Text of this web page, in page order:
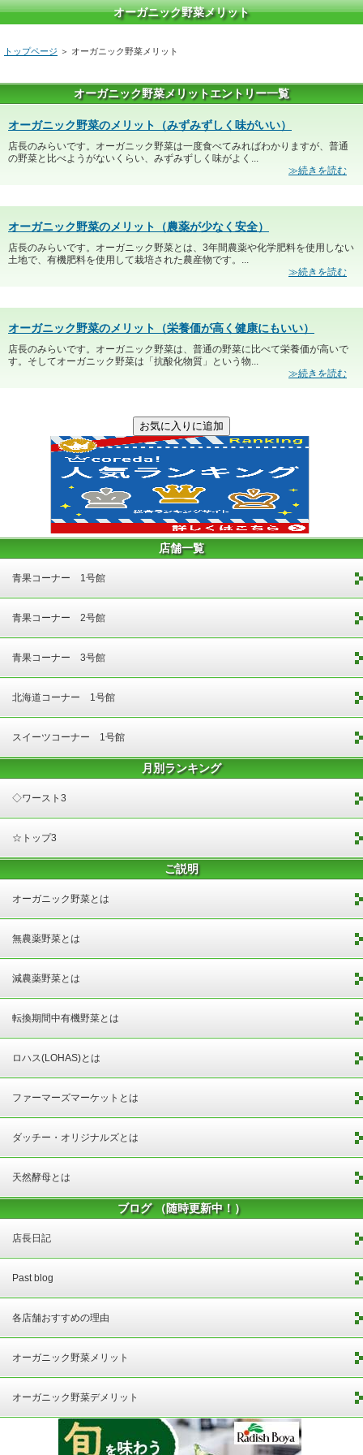
オーガニック野菜メリット
トップページ ＞ オーガニック野菜メリット
オーガニック野菜メリットエントリー一覧
オーガニック野菜のメリット（みずみずしく味がいい）
店長のみらいです。オーガニック野菜は一度食べてみればわかりますが、普通
の野菜と比べようがないくらい、みずみずしく味がよく...
≫続きを読む
オーガニック野菜のメリット（農薬が少なく安全）
店長のみらいです。オーガニック野菜とは、3年間農薬や化学肥料を使用しない
土地で、有機肥料を使用して栽培された農産物です。...
≫続きを読む
オーガニック野菜のメリット（栄養価が高く健康にもいい）
店長のみらいです。オーガニック野菜は、普通の野菜に比べて栄養価が高いで
す。そしてオーガニック野菜は「抗酸化物質」という物...
≫続きを読む
店舗一覧
青果コーナー 1号館
青果コーナー 2号館
青果コーナー 3号館
北海道コーナー 1号館
スイーツコーナー 1号館
月別ランキング
◇ワースト3
☆トップ3
ご説明
オーガニック野菜とは
無農薬野菜とは
減農薬野菜とは
転換期間中有機野菜とは
ロハス(LOHAS)とは
ファーマーズマーケットとは
ダッチー・オリジナルズとは
天然酵母とは
ブログ （随時更新中！）
店長日記
Past blog
各店舗おすすめの理由
オーガニック野菜メリット
オーガニック野菜デメリット